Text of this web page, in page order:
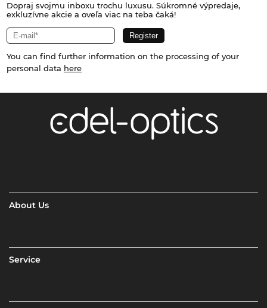
Dopraj svojmu inboxu trochu luxusu. Súkromné výpredaje,
exkluzívne akcie a oveľa viac na teba čaká!
You can find further information on the processing of your
personal data here
About Us
Service